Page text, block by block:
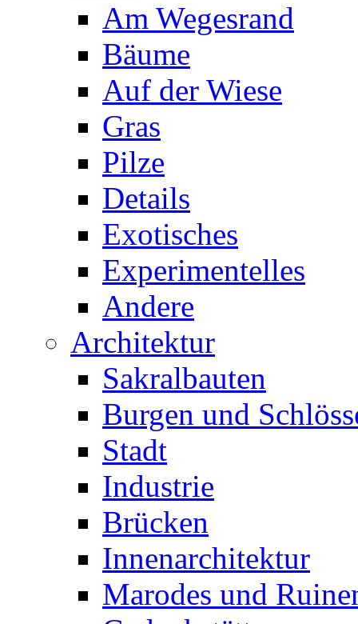
Am Wegesrand
Bäume
Auf der Wiese
Gras
Pilze
Details
Exotisches
Experimentelles
Andere
Architektur
Sakralbauten
Burgen und
Stadt
Industrie
Brücken
Innenarchitektur
Marodes und